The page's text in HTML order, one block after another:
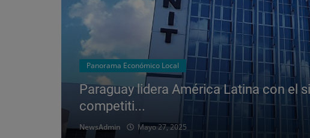
Panorama Económico Local
Paraguay lidera América Latina con el
competiti...
NewsAdmin Mayo 27, 2025